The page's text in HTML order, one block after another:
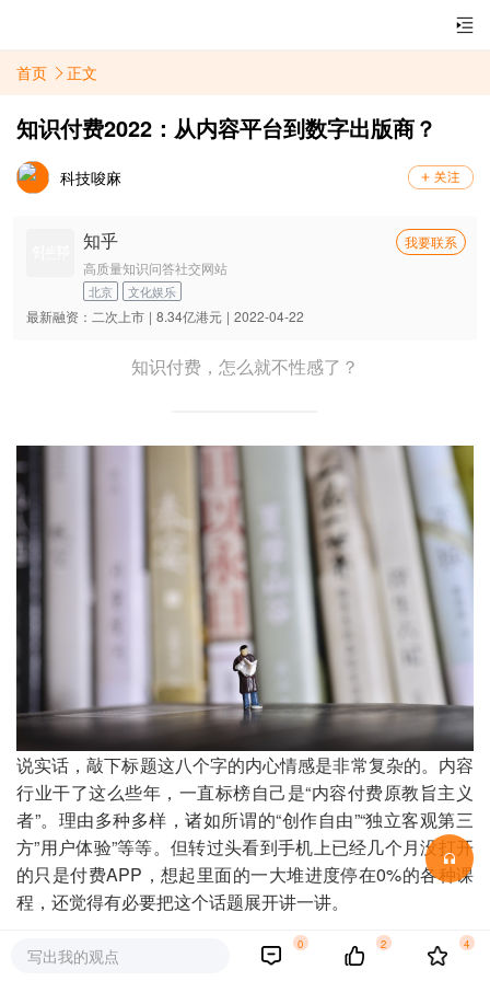
首页 正文
知识付费2022：从内容平台到数字出版商？
科技唆麻
知乎
我要联系
高质量知识问答社交网站
北京 文化娱乐
最新融资： 二次上市 | 8.34亿港元 | 2022-04-22
知识付费，怎么就不性感了？
说实话，敲下标题这八个字的内心情感是非常复杂的。内容
行业干了这么些年，一直标榜自己是“内容付费原教旨主义
者”。理由多种多样，诸如所谓的“创作自由”“独立客观第三
方”用户体验”等等。但转过头看到手机上已经几个月没打开
的只是付费APP，想起里面的一大堆进度停在0%的各种课
程，还觉得有必要把这个话题展开讲一讲。
知识付费，怎么就不性感了？
写出我的观点
0 2 4